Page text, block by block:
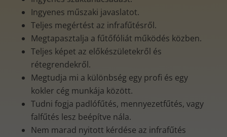
Ingyenes műszaki javaslatot.
Teljes megértést az infrafűtésről.
Megtapasztalja a fűtőfóliát működés közben.
Teljes képet az előkészületekről és
rétegrendekről.
Megtudja mi a különbség egy profi és egy
kokler cég munkája között.
Tudni fogja padlófűtés, mennyezetfűtés, vagy
falfűtés lesz beépítve nála.
Nem marad nyitott kérdése az infrafűtés